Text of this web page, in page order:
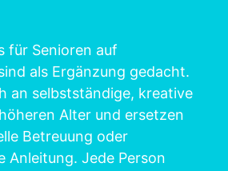
für Senioren auf
als Ergänzung gedacht.
an selbstständige, kreative
Alter und ersetzen
Betreuung oder
Anleitung. Jede Person